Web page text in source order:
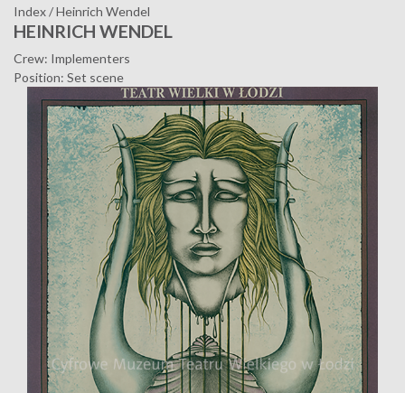
Index/Heinrich Wendel
HEINRICH WENDEL
Crew: Implementers
Position: Set scene